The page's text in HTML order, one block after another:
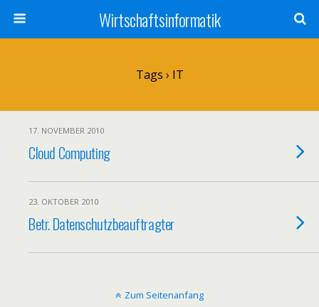
Wirtschaftsinformatik
Tags › IT
17. NOVEMBER 2010
Cloud Computing
23. OKTOBER 2010
Betr. Datenschutzbeauftragter
Zum Seitenanfang